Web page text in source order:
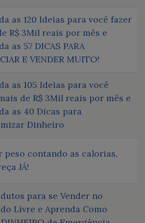
as 120 Ideias para você fazer
R$ 3Mil reais por mês e
as 57 DICAS PARA
E VENDER MUITO!
as 105 Ideias para você
de R$ 3Mil reais por mês e
as 40 Dicas para
Dinheiro
peso contando as calorias,
JÁ!
para se Vender no
Livre e Aprenda Como